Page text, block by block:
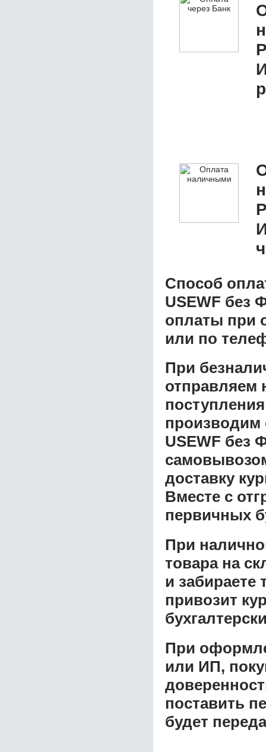
Способ
USEWF без
оплаты при
или по
При
отправляем
производим
USEWF без
доставку
Вместе с
первичных
При
товара на
и забираете
привозит
При
или ИП,
поставить
будет